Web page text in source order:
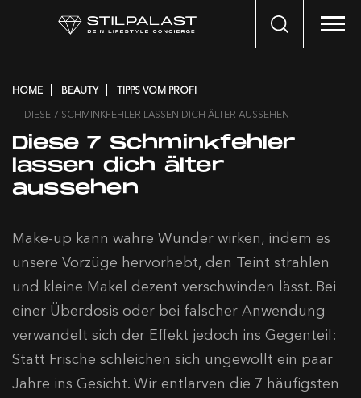
Search
HOME BEAUTY
TIPPS VOM PROFI
DIESE 7 SCHMINKFEHLER LASSEN DICH ÄLTER AUSSEHEN
Diese 7 Schminkfehler
lassen dich älter
aussehen
Make-up kann wahre Wunder wirken, indem es
unsere Vorzüge hervorhebt, den Teint strahlen
und kleine Makel dezent verschwinden lässt. Bei
einer Überdosis oder bei falscher Anwendung
verwandelt sich der Effekt jedoch ins Gegenteil:
Statt Frische schleichen sich ungewollt ein paar
Jahre ins Gesicht. Wir entlarven die 7 häufigsten